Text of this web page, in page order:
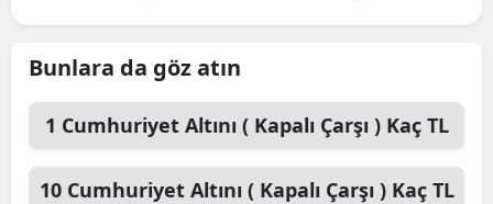
Bunlara da göz atın
1 Cumhuriyet Altını ( Kapalı Çarşı )Kaç TL
10 Cumhuriyet Altını ( Kapalı Çarşı )Kaç TL